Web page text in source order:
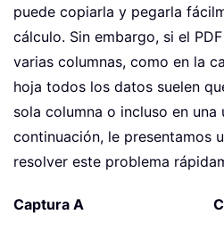
puede copiarla y pegarla
cálculo. Sin embargo, si el
varias columnas, como en la
hoja todos los datos suelen
sola columna o incluso en una
continuación, le presentamos
resolver este problema
Captura A